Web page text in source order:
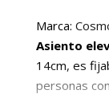
Marca:
Asiento
14cm, es
personas